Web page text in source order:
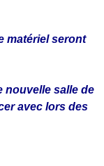
matériel seront
nouvelle salle de
avec lors des